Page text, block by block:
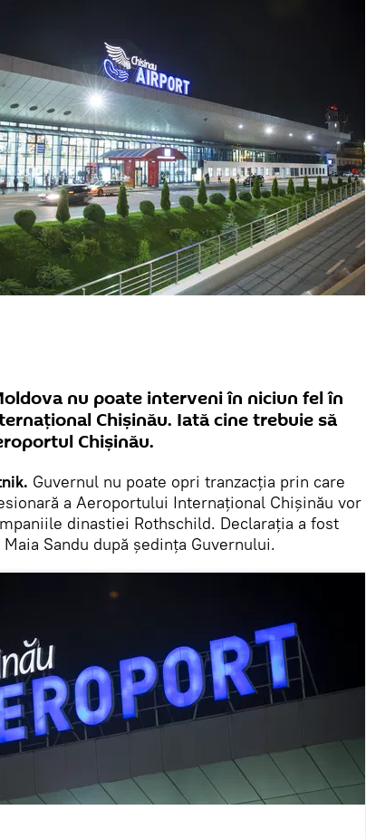
nu poate interveni în niciun fel în
Chișinău. Iată cine trebuie să
Chișinău.
Guvernul nu poate opri tranzacția prin care
a Aeroportului Internațional Chișinău vor
dinastiei Rothschild. Declarația a fost
Sandu după ședința Guvernului.